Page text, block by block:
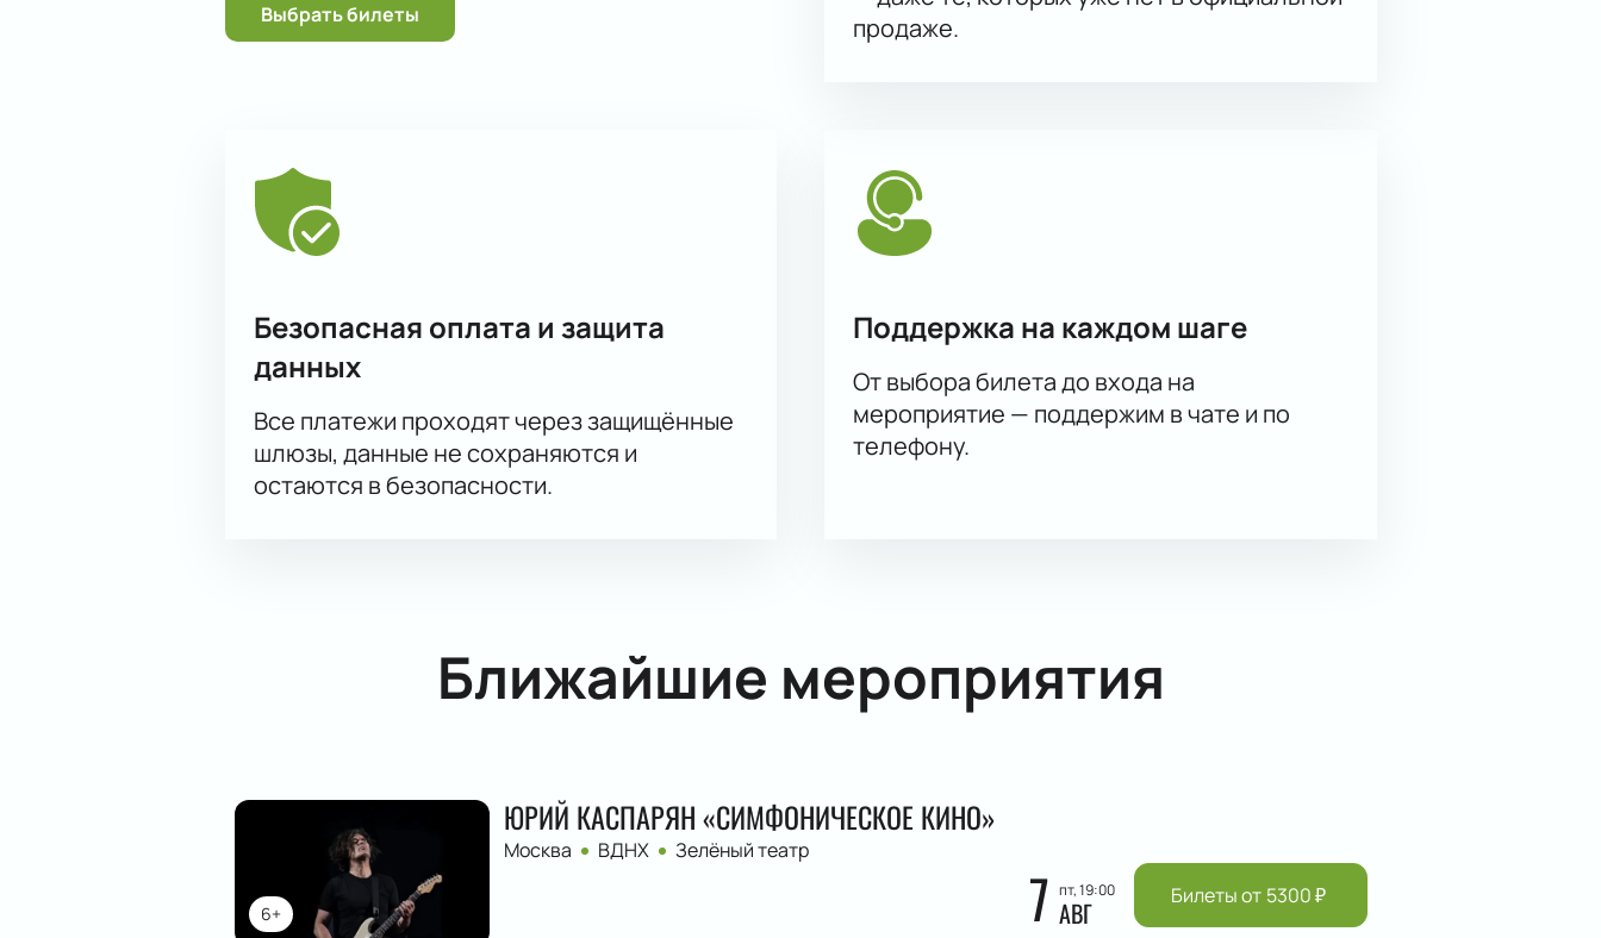
Выбрать билеты
продаже.
Безопасная оплата и защита
данных
Все платежи проходят через защищённые
шлюзы, данные не сохраняются и
остаются в безопасности.
Поддержка на каждом шаге
От выбора билета до входа на
мероприятие — поддержим в чате и по
телефону.
Ближайшие мероприятия
6+
ЮРИЙ КАСПАРЯН «СИМФОНИЧЕСКОЕ КИНО»
Москва ВДНХ Зелёный театр
7 пт, 19:00
АВГ Билеты от 5300₽